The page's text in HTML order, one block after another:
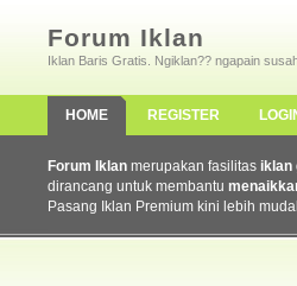
Forum Iklan
Iklan Baris Gratis. Ngiklan?? ngapain
HOME REGISTER
Forum Iklan merupakan fasilitas iklan
dirancang untuk membantu
Pasang Iklan Premium kini lebih